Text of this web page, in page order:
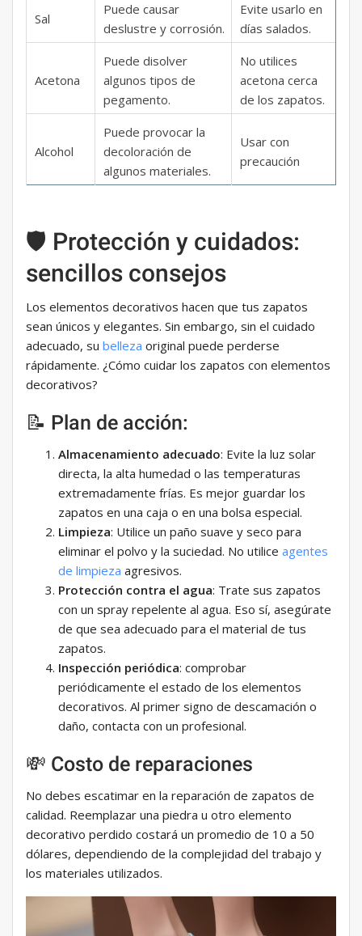
Sal
Puede causar
deslustre y corrosión.
Evite usarlo en
días salados.
Acetona
Puede disolver
algunos tipos de
pegamento.
No utilices
acetona cerca
de los zapatos.
Alcohol
Puede provocar la
decoloración de
algunos materiales.
Usar con
precaución
🛡️ Protección y cuidados:
sencillos consejos
Los elementos decorativos hacen que tus zapatos
sean únicos y elegantes. Sin embargo, sin el cuidado
adecuado, su belleza original puede perderse
rápidamente. ¿Cómo cuidar los zapatos con elementos
decorativos?
📝 Plan de acción:
Almacenamiento adecuado: Evite la luz solar
directa, la alta humedad o las temperaturas
extremadamente frías. Es mejor guardar los
zapatos en una caja o en una bolsa especial.
Limpieza: Utilice un paño suave y seco para
eliminar el polvo y la suciedad. No utilice agentes
de limpieza agresivos.
Protección contra el agua: Trate sus zapatos
con un spray repelente al agua. Eso sí, asegúrate
de que sea adecuado para el material de tus
zapatos.
Inspección periódica: comprobar
periódicamente el estado de los elementos
decorativos. Al primer signo de descamación o
daño, contacta con un profesional.
💸 Costo de reparaciones
No debes escatimar en la reparación de zapatos de
calidad. Reemplazar una piedra u otro elemento
decorativo perdido costará un promedio de 10 a 50
dólares, dependiendo de la complejidad del trabajo y
los materiales utilizados.